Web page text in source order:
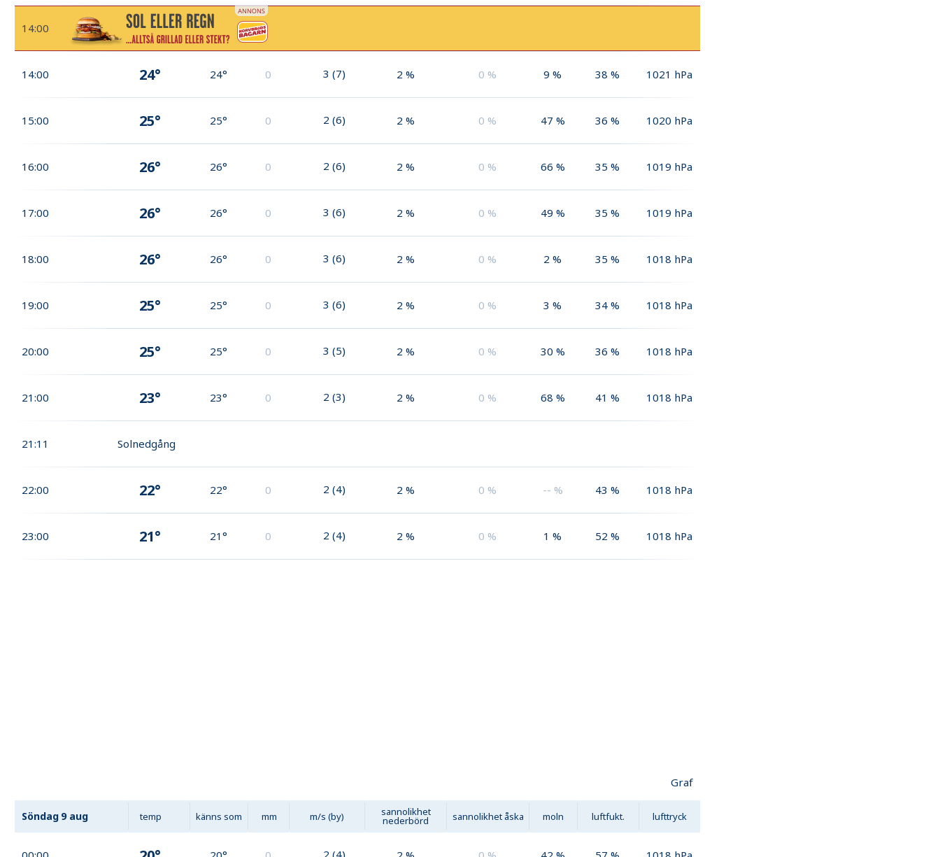
14:00
14:00 24° 24° 0 3 (7) 2 % 0 % 9 % 38 % 1021 hPa
15:00 25° 25° 0 2 (6) 2 % 0 % 47 % 36 % 1020 hPa
16:00 26° 26° 0 2 (6) 2 % 0 % 66 % 35 % 1019 hPa
17:00 26° 26° 0 3 (6) 2 % 0 % 49 % 35 % 1019 hPa
18:00 26° 26° 0 3 (6) 2 % 0 % 2 % 35 % 1018 hPa
19:00 25° 25° 0 3 (6) 2 % 0 % 3 % 34 % 1018 hPa
20:00 25° 25° 0 3 (5) 2 % 0 % 30 % 36 % 1018 hPa
21:00 23° 23° 0 2 (3) 2 % 0 % 68 % 41 % 1018 hPa
21:11 Solnedgång
22:00 22° 22° 0 2 (4) 2 % 0 % -- % 43 % 1018 hPa
23:00 21° 21° 0 2 (4) 2 % 0 % 1 % 52 % 1018 hPa
Graf
Söndag 9 aug temp känns som mm m/s (by) sannolikhet
nederbörd sannolikhet åska moln luftfukt. lufttryck
2 (4)